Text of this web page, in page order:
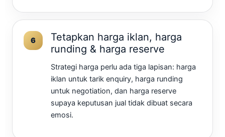
Tetapkan harga iklan, harga
runding & harga reserve
Strategi harga perlu ada tiga lapisan: harga
iklan untuk tarik enquiry, harga runding
untuk negotiation, dan harga reserve
supaya keputusan jual tidak dibuat secara
emosi.